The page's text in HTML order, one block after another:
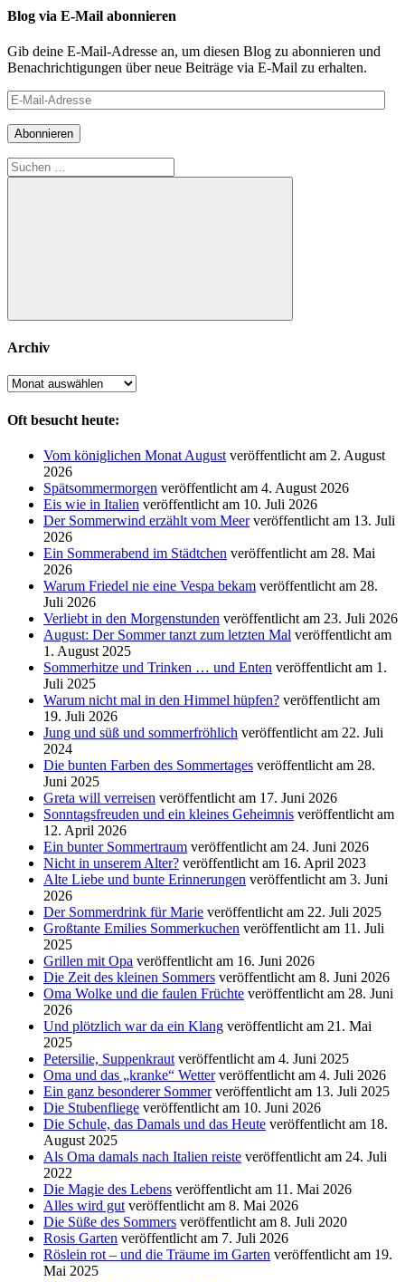
Blog via E-Mail abonnieren
Gib deine E-Mail-Adresse an, um diesen Blog zu abonnieren und
Benachrichtigungen über neue Beiträge via E-Mail zu erhalten.
E-
Mail-
Adresse
Abonnieren
Suchen
nach:
Suchen
Archiv
Archiv
Oft besucht heute:
Vom königlichen Monat August veröffentlicht am 2. August
2026
Spätsommermorgen veröffentlicht am 4. August 2026
Eis wie in Italien veröffentlicht am 10. Juli 2026
Der Sommerwind erzählt vom Meer veröffentlicht am 13. Juli
2026
Ein Sommerabend im Städtchen veröffentlicht am 28. Mai
2026
Warum Friedel nie eine Vespa bekam veröffentlicht am 28.
Juli 2026
Verliebt in den Morgenstunden veröffentlicht am 23. Juli 2026
August: Der Sommer tanzt zum letzten Mal veröffentlicht am
1. August 2025
Sommerhitze und Trinken … und Enten veröffentlicht am 1.
Juli 2025
Warum nicht mal in den Himmel hüpfen? veröffentlicht am
19. Juli 2026
Jung und süß und sommerfröhlich veröffentlicht am 22. Juli
2024
Die bunten Farben des Sommertages veröffentlicht am 28.
Juni 2025
Greta will verreisen veröffentlicht am 17. Juni 2026
Sonntagsfreuden und ein kleines Geheimnis veröffentlicht am
12. April 2026
Ein bunter Sommertraum veröffentlicht am 24. Juni 2026
Nicht in unserem Alter? veröffentlicht am 16. April 2023
Alte Liebe und bunte Erinnerungen veröffentlicht am 3. Juni
2026
Der Sommerdrink für Marie veröffentlicht am 22. Juli 2025
Großtante Emilies Sommerkuchen veröffentlicht am 11. Juli
2025
Grillen mit Opa veröffentlicht am 16. Juni 2026
Die Zeit des kleinen Sommers veröffentlicht am 8. Juni 2026
Oma Wolke und die faulen Früchte veröffentlicht am 28. Juni
2026
Und plötzlich war da ein Klang veröffentlicht am 21. Mai
2025
Petersilie, Suppenkraut veröffentlicht am 4. Juni 2025
Oma und das „kranke“ Wetter veröffentlicht am 4. Juli 2026
Ein ganz besonderer Sommer veröffentlicht am 13. Juli 2025
Die Stubenfliege veröffentlicht am 10. Juni 2026
Die Schule, das Damals und das Heute veröffentlicht am 18.
August 2025
Als Oma damals nach Italien reiste veröffentlicht am 24. Juli
2022
Die Magie des Lebens veröffentlicht am 11. Mai 2026
Alles wird gut veröffentlicht am 8. Mai 2026
Die Süße des Sommers veröffentlicht am 8. Juli 2020
Rosis Garten veröffentlicht am 7. Juli 2026
Röslein rot – und die Träume im Garten veröffentlicht am 19.
Mai 2025